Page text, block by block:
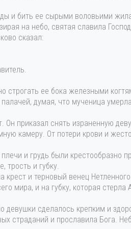
и бить ее сырыми воловьими
на небо, святая славила
сказал:
строгать ее бока железными
думая, что мученица
приказал снять израненную
камеру. От потери крови и
и грудь были крестообразно
трость и губку.
крест и терновый венец
мира, и на губку, которая стерла
девушки сделалось крепким и
страданий и прославила Бога.